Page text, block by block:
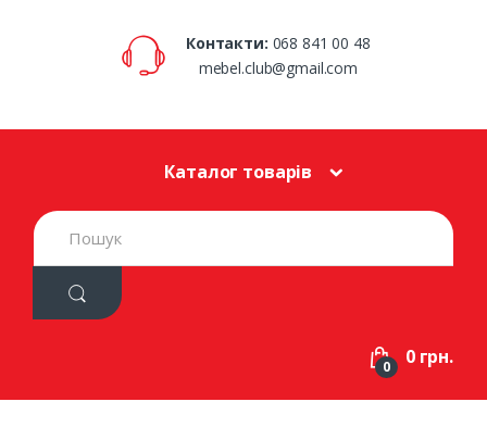
Контакти: 068 841 00 48
mebel.club@gmail.com
Каталог товарів
S
e
h
:
0 0 грн.